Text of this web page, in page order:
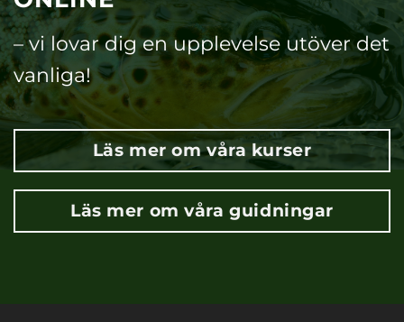
– vi lovar dig en upplevelse utöver det
vanliga!
Läs mer om våra kurser
Läs mer om våra guidningar